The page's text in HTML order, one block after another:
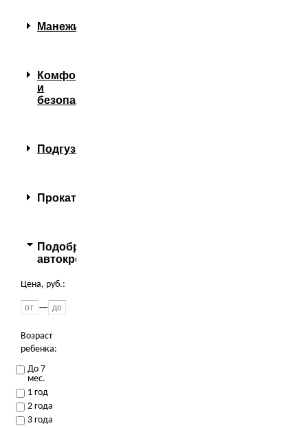
Манежи
Комфорт
и
безопасность
Подгузники
Прокат
Подобрать
автокресла
Цена, руб.:
—
Возраст
ребенка:
До 7
мес.
1 год
2 года
3 года